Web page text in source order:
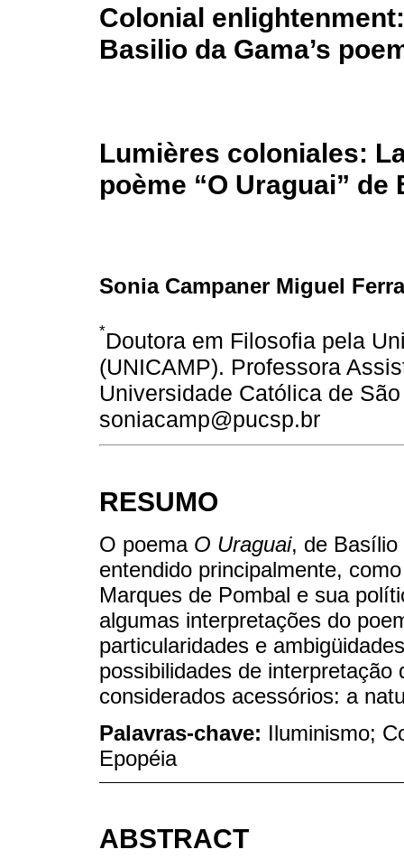
Colonial
Basilio da Gama’s
Lumières coloniales:
poème “O Uraguai” de
Sonia Campaner Miguel
*Doutora em Filosofia pela
(UNICAMP). Professora
Universidade Católica de
soniacamp@pucsp.br
RESUMO
O poema O Uraguai, de Basílio
entendido principalmente,
Marques de Pombal e sua
algumas interpretações do
particularidades e
possibilidades de
considerados acessórios: a
Palavras-chave: Iluminismo;
Epopéia
ABSTRACT